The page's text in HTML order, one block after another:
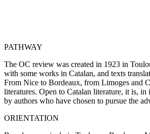
PATHWAY
The OC review was created in 1923 in
with some works in Catalan, and texts
From Nice to Bordeaux, from Limoges and
literatures. Open to Catalan literature, it is,
by authors who have chosen to pursue the
ORIENTATION